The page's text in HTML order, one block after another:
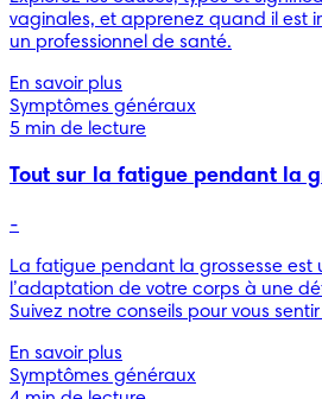
vaginales, et apprenez quand il est
un professionnel de santé.
En savoir plus
Symptômes généraux
5 min de lecture
Tout sur la fatigue pendant la
-
La fatigue pendant la grossesse est
l’adaptation de votre corps à une
Suivez notre conseils pour vous
En savoir plus
Symptômes généraux